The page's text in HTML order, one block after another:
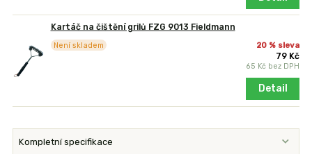
Kartáč na čištění grilů FZG 9013 Fieldmann
20 % sleva
79 Kč
65 Kč bez DPH
Není skladem
Detail
Kompletní specifikace